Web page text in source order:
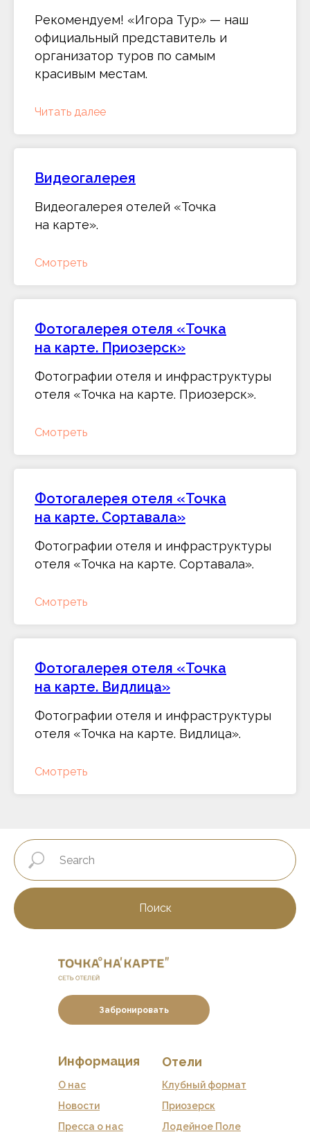
Рекомендуем! «Игора Тур» — наш
официальный представитель и
организатор туров по самым
красивым местам.
Читать далее
Видеогалерея
Видеогалерея отелей «Точка
на карте».
Смотреть
Фотогалерея отеля «Точка
на карте. Приозерск»
Фотографии отеля и инфраструктуры
отеля «Точка на карте. Приозерск».
Смотреть
Фотогалерея отеля «Точка
на карте. Сортавала»
Фотографии отеля и инфраструктуры
отеля «Точка на карте. Сортавала».
Смотреть
Фотогалерея отеля «Точка
на карте. Видлица»
Фотографии отеля и инфраструктуры
отеля «Точка на карте. Видлица».
Смотреть
Поиск
Забронировать
Отели
Информация
Пресса о нас
Новости
Клубный формат
Лодейное Поле
Приозерск
О нас